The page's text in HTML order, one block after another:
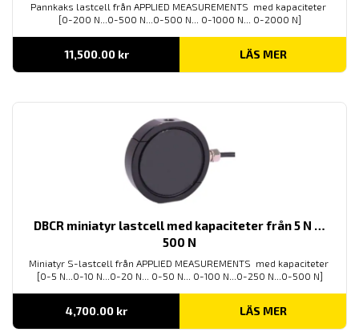
Pannkaks lastcell från APPLIED MEASUREMENTS med kapaciteter
[0-200 N...0-500 N...0-500 N... 0-1000 N... 0-2000 N]
11,500.00 kr LÄS MER
DBCR miniatyr lastcell med kapaciteter från 5 N …
500 N
Miniatyr S-lastcell från APPLIED MEASUREMENTS med kapaciteter
[0-5 N...0-10 N...0-20 N... 0-50 N... 0-100 N...0-250 N...0-500 N]
4,700.00 kr LÄS MER